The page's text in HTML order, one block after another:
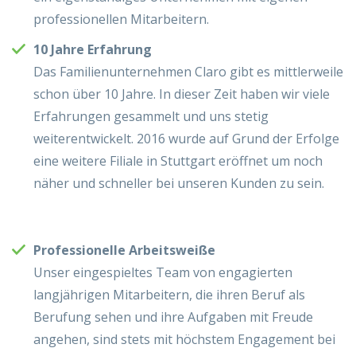
professionellen Mitarbeitern.
10 Jahre Erfahrung
Das Familienunternehmen Claro gibt es mittlerweile
schon über 10 Jahre. In dieser Zeit haben wir viele
Erfahrungen gesammelt und uns stetig
weiterentwickelt. 2016 wurde auf Grund der Erfolge
eine weitere Filiale in Stuttgart eröffnet um noch
näher und schneller bei unseren Kunden zu sein.
Professionelle Arbeitsweiße
Unser eingespieltes Team von engagierten
langjährigen Mitarbeitern, die ihren Beruf als
Berufung sehen und ihre Aufgaben mit Freude
angehen, sind stets mit höchstem Engagement bei